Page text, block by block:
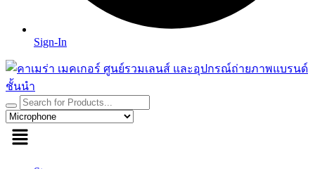
Sign-In